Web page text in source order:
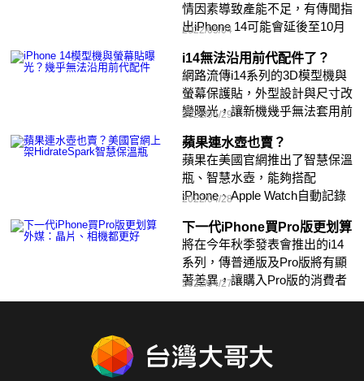
情因素導致產能不足，有傳聞指
出iPhone 14可能會延後至10月
2022/05/04
i14無法沿用前代配件了？
網路流傳i14系列的3D模型機與
螢幕保護貼，外型設計與尺寸改
變曝光，讓新機幾乎無法套用前
2022/04/29
蘋果連水壺也賣？
蘋果在美國官網推出了智慧保溫
瓶、智慧水壺，能夠搭配
iPhone、Apple Watch自動記錄
2022/04/28
下一代iPhone買Pro版更划算
將在今年秋季發表會推出的i14
系列，傳普通版及Pro版將有顯
著差異，讓購入Pro版的消費者
2022/04/27